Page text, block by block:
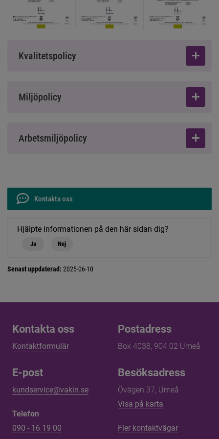
Kvalitetspolicy
Miljöpolicy
Arbetsmiljöpolicy
Kontakta oss
Hjälpte informationen på den här sidan dig?
Ja Nej
Senast uppdaterad: 2025-06-10
Kontakta oss
Kontakta oss
Kontaktformulär
E-post
kundservice@vakin.se
Telefon
090 - 16 19 00
Postadress
Box 4038, 904 02 Umeå
Besöksadress
Övägen 37, Umeå
Visa på karta
Fler kontaktvägar